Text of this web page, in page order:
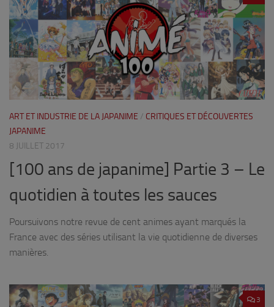
ART ET INDUSTRIE DE LA JAPANIME / CRITIQUES ET DÉCOUVERTES
JAPANIME
8 JUILLET 2017
[100 ans de japanime] Partie 3 – Le
quotidien à toutes les sauces
Poursuivons notre revue de cent animes ayant marqués la
France avec des séries utilisant la vie quotidienne de diverses
manières.
3